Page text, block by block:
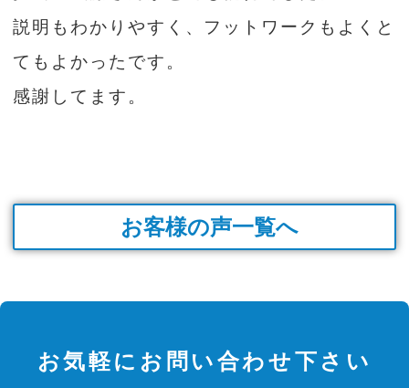
説明もわかりやすく、フットワークもよくと
てもよかったです。
感謝してます。
お客様の声一覧へ
お気軽にお問い合わせ下さい